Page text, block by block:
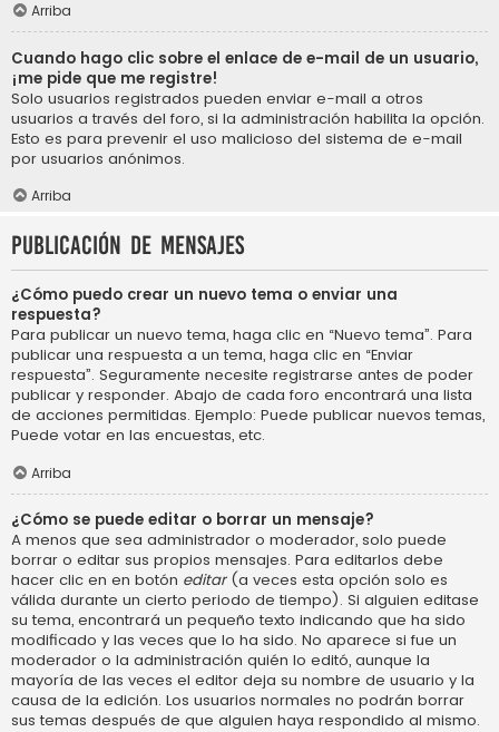
Arriba
Cuando hago clic sobre el enlace de e-mail de un usuario,
¡me pide que me registre!
Solo usuarios registrados pueden enviar e-mail a otros
usuarios a través del foro, si la administración habilita la opción.
Esto es para prevenir el uso malicioso del sistema de e-mail
por usuarios anónimos.
Arriba
Publicación de mensajes
¿Cómo puedo crear un nuevo tema o enviar una
respuesta?
Para publicar un nuevo tema, haga clic en “Nuevo tema”. Para
publicar una respuesta a un tema, haga clic en “Enviar
respuesta”. Seguramente necesite registrarse antes de poder
publicar y responder. Abajo de cada foro encontrará una lista
de acciones permitidas. Ejemplo: Puede publicar nuevos temas,
Puede votar en las encuestas, etc.
Arriba
¿Cómo se puede editar o borrar un mensaje?
A menos que sea administrador o moderador, solo puede
borrar o editar sus propios mensajes. Para editarlos debe
hacer clic en en botón editar(a veces esta opción solo es
válida durante un cierto periodo de tiempo). Si alguien editase
su tema, encontrará un pequeño texto indicando que ha sido
modificado y las veces que lo ha sido. No aparece si fue un
moderador o la administración quién lo editó, aunque la
mayoría de las veces el editor deja su nombre de usuario y la
causa de la edición. Los usuarios normales no podrán borrar
sus temas después de que alguien haya respondido al mismo.